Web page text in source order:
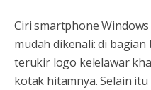
Cirismartphone
mudah dikenali: di
terukir logo kelelawar
kotak hitamnya. Selain